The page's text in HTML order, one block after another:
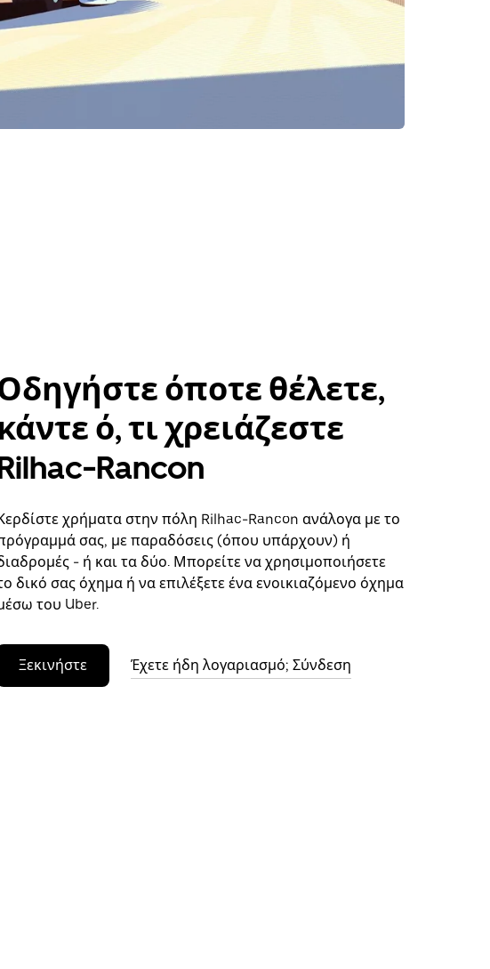
όποτε θέλετε,
ό, τι χρειάζεστε
Rancon
χρήματα στην πόλη Rilhac-Rancon ανάλογα με το
σας, με παραδόσεις (όπου υπάρχουν) ή
- ή και τα δύο. Μπορείτε να χρησιμοποιήσετε
δικό σας όχημα ή να επιλέξετε ένα ενοικιαζόμενο όχημα
του Uber.
Ξεκινήστε Έχετε ήδη λογαριασμό; Σύνδεση